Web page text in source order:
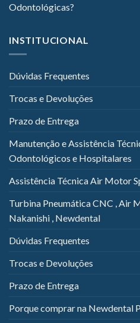
Odontológicas?
INSTITUCIONAL
Dúvidas Frequentes
Trocas e Devoluções
Prazo de Entrega
Manutenção e Assistência
Odontológicos e Hospitalares
Assistência Técnica Air Motor
Turbina Pneumática CNC , Air
Nakanishi , Newdental
Dúvidas Frequentes
Trocas e Devoluções
Prazo de Entrega
Porque comprar na Newdental